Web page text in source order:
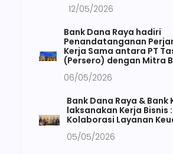
12/05/2026
Bank Dana Raya hadiri
Penandatanganan
Kerja Sama antara PT
(Persero) dengan Mitra
06/05/2026
Bank Dana Raya & Bank
laksanakan Kerja Bisnis
Kolaborasi Layanan
05/05/2026